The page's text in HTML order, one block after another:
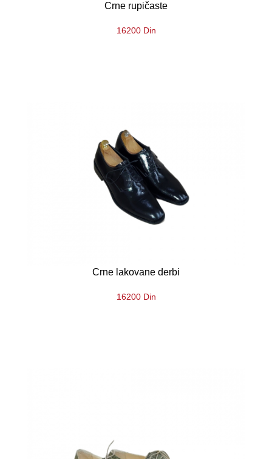
Crne rupičaste
16200 Din
Crne lakovane derbi
16200 Din